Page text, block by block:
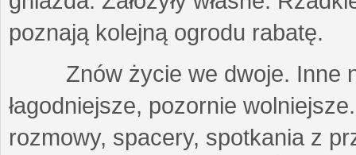
poznają kolejną ogrodu rabatę.
Znów życie we dwoje. Inne
łagodniejsze, pozornie
rozmowy, spacery, spotkania z